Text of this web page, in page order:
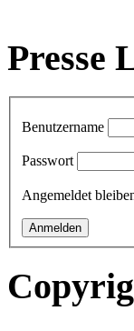
Presse
Benutzername
Passwort
Angemeldet